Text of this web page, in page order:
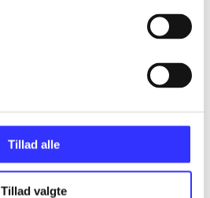
Tillad alle
Tillad valgte
fordelt på udgivelser